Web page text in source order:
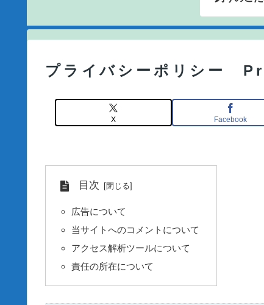
プライバシーポリシー
X Facebook
目次
広告について
当サイトへのコメントについて
アクセス解析ツールについて
責任の所在について